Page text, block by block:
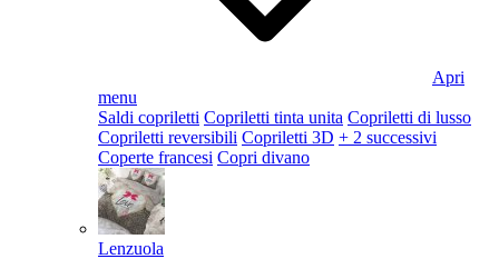
Apri
menu
Saldi copriletti Copriletti tinta unita Copriletti di lusso
Copriletti reversibili Copriletti 3D + 2 successivi
Coperte francesi Copri divano
Lenzuola